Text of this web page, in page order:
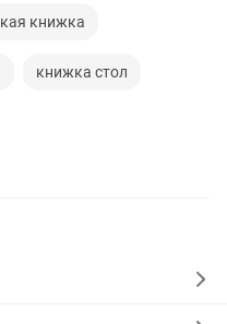
книжка
книжка стол